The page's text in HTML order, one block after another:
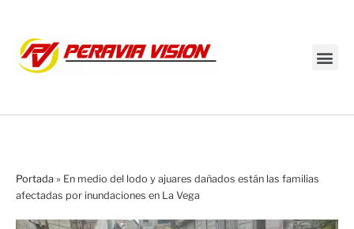
Portada » En medio del lodo y ajuares dañados están las familias
afectadas por inundaciones en La Vega